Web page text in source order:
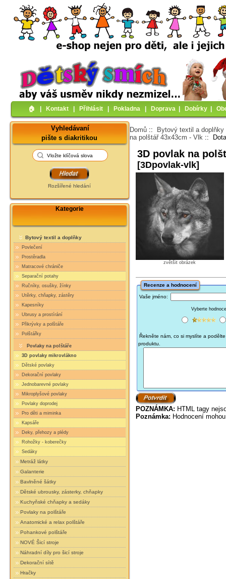
🏠︎ Kontakt Přihlásit Pokladna Doprava Dobírky
Vyhledávaní
pište s diakritikou
Rozšířené hledání
Kategorie
Bytový textil a doplňky
Povlečení
Prostěradla
Matracové chrániče
Separační potahy
Ručníky, osušky, žínky
Utěrky, chňapky, zástěry
Kapesníky
Ubrusy a prostírání
Přikrývky a polštáře
Polštářky
Povlaky na polštáře
3D povlaky mikrovlákno
Dětské povlaky
Dekorační povlaky
Jednobarevné povlaky
Mikroplyšové povlaky
Povlaky doprodej
Pro děti a miminka
Kapsáře
Deky, přehozy a plédy
Rohožky - koberečky
Sedáky
Metráž látky
Galanterie
Bavlněné šátky
Dětské ubrousky, zásterky, chňapky
Kuchyňské chňapky a sedáky
Povlaky na polštáře
Anatomické a relax polštáře
Pohankové polštáře
NOVÉ Šicí stroje
Náhradní díly pro šicí stroje
Dekorační sítě
Hračky
Domů :: Bytový textil a doplňky
na polštář 43x43cm - Vlk ::
3D povlak na
[3Dpovlak-vlk]
zvětšit obrázek
Recenze a hodnocení
Vaše jméno:
Vyberte
Řekněte nám, co si myslíte a
produktu.
POZNÁMKA: HTML tagy
Poznámka: Hodnocení